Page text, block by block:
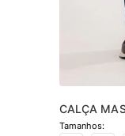
CALÇA
JEANS